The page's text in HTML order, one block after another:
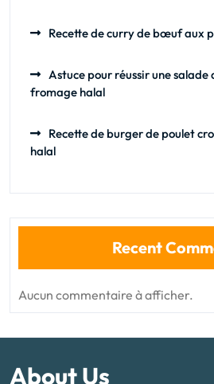
Recette de curry de bœuf aux
Astuce pour réussir une
fromage halal
Recette de burger de poulet
halal
Recent
Aucun commentaire à afficher.
About Us